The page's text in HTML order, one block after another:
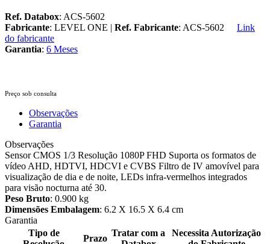
Ref. Databox: ACS-5602
Fabricante: LEVEL ONE | Ref. Fabricante: ACS-5602
Link
do fabricante
Garantia: 6 Meses
Preço sob consulta
Observações
Garantia
Observações
Sensor CMOS 1/3 Resolução 1080P FHD Suporta os formatos de
vídeo AHD, HDTVI, HDCVI e CVBS Filtro de IV amovível para
visualização de dia e de noite, LEDs infra-vermelhos integrados
para visão nocturna até 30.
Peso Bruto: 0.900 kg
Dimensões Embalagem: 6.2 X 16.5 X 6.4 cm
Garantia
Tipo de
Prazo
Tratar com a
Necessita Autorização